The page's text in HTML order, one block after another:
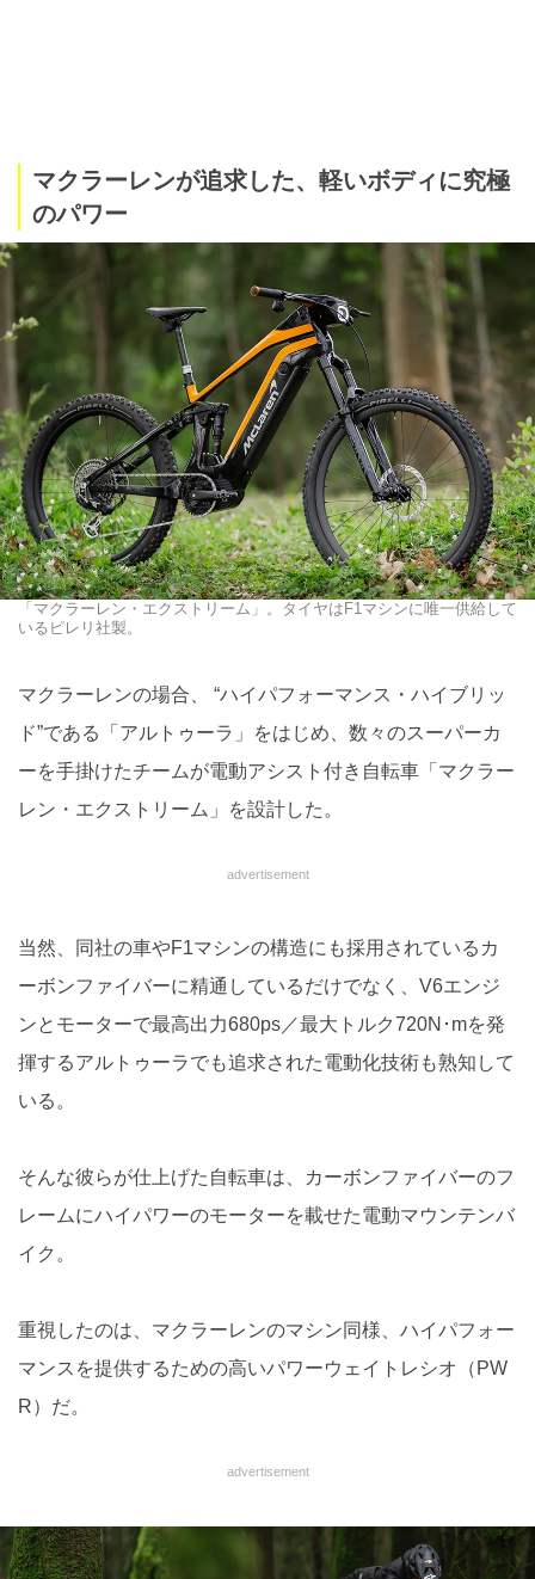
マクラーレンが追求した、軽いボディに究極
のパワー
「マクラーレン・エクストリーム」。タイヤはF1マシンに唯一供給して
いるピレリ社製。
マクラーレンの場合、 “ハイパフォーマンス・ハイブリッ
ド”である「アルトゥーラ」をはじめ、数々のスーパーカ
ーを手掛けたチームが電動アシスト付き自転車「マクラー
レン・エクストリーム」を設計した。
advertisement
当然、同社の車やF1マシンの構造にも採用されているカ
ーボンファイバーに精通しているだけでなく、V6エンジ
ンとモーターで最高出力680ps／最大トルク720N･mを発
揮するアルトゥーラでも追求された電動化技術も熟知して
いる。
そんな彼らが仕上げた自転車は、カーボンファイバーのフ
レームにハイパワーのモーターを載せた電動マウンテンバ
イク。
重視したのは、マクラーレンのマシン同様、ハイパフォー
マンスを提供するための高いパワーウェイトレシオ（PW
R）だ。
advertisement